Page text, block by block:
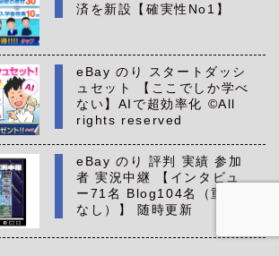
済を新設【確実性No1】
eBay のり スタートダッシ
ュセット 【ここでしか学べ
ない】AIで超効率化 ©All
rights reserved
eBay のり 評判 実績 参加
者 実況中継 【インタビュ
ー71名 Blog104名（重複
なし）】 随時更新